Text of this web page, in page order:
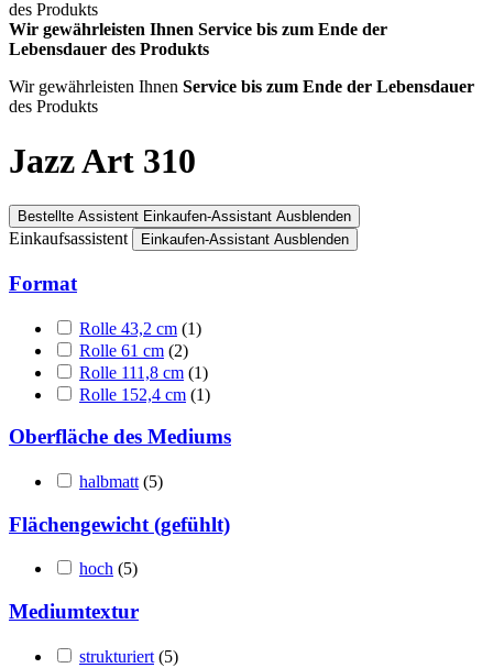
Wir gewährleisten Ihnen Service bis zum Ende der
Lebensdauer des Produkts
Wir gewährleisten Ihnen Service bis zum Ende der Lebensdauer
des Produkts
Jazz Art 310
Bestellte Assistent Einkaufen-Assistant Ausblenden
Einkaufsassistent Einkaufen-Assistant Ausblenden
Format
Rolle 43,2 cm (1)
Rolle 61 cm (2)
Rolle 111,8 cm (1)
Rolle 152,4 cm (1)
Oberfläche des Mediums
halbmatt (5)
Flächengewicht (gefühlt)
hoch (5)
Mediumtextur
strukturiert (5)